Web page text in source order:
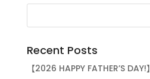
Recent Posts
【2026 HAPPY FATHER’S DAY!】